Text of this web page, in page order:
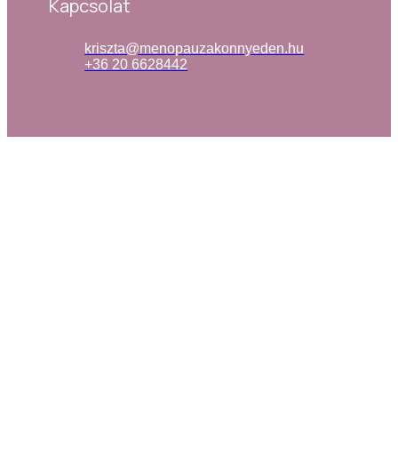
Kapcsolat
kriszta@menopauzakonnyeden.hu
+36 20 6628442